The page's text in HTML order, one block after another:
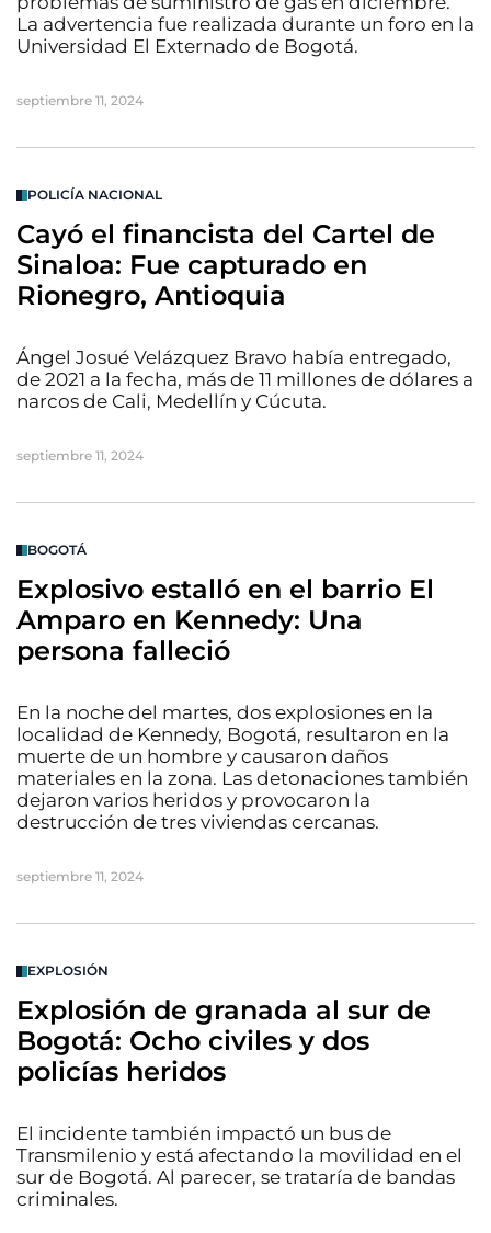
La advertencia fue realizada durante un foro en la
Universidad El Externado de Bogotá.
septiembre 11, 2024
POLICÍA NACIONAL
Cayó el financista del Cartel de
Sinaloa: Fue capturado en
Rionegro, Antioquia
Ángel Josué Velázquez Bravo había entregado,
de 2021 a la fecha, más de 11 millones de dólares a
narcos de Cali, Medellín y Cúcuta.
septiembre 11, 2024
BOGOTÁ
Explosivo estalló en el barrio El
Amparo en Kennedy: Una
persona falleció
En la noche del martes, dos explosiones en la
localidad de Kennedy, Bogotá, resultaron en la
muerte de un hombre y causaron daños
materiales en la zona. Las detonaciones también
dejaron varios heridos y provocaron la
destrucción de tres viviendas cercanas.
septiembre 11, 2024
EXPLOSIÓN
Explosión de granada al sur de
Bogotá: Ocho civiles y dos
policías heridos
El incidente también impactó un bus de
Transmilenio y está afectando la movilidad en el
sur de Bogotá. Al parecer, se trataría de bandas
criminales.